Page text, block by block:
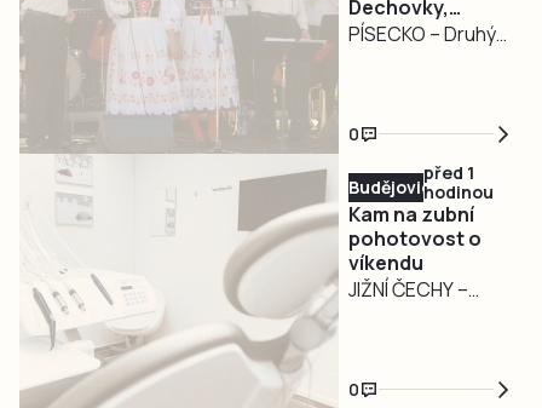
Dechovky,
pohádkový les,
PÍSECKO – Druhý
Písecku pestrý
program pro
milovníky hudby,
rodiny s dětmi i
příznivce
venkovských
slavností.
přehlídku
0
Budějovicko
před 1
hodinou
Kam na zubní
pohotovost o
víkendu
JIŽNÍ ČECHY –
v Lidické ulici
0